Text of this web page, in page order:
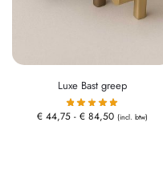
Luxe Bast greep
€44,75 - €84,50 (incl. btw)